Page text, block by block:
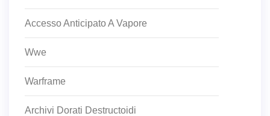
Accesso Anticipato A Vapore
Wwe
Warframe
Archivi Dorati Destructoidi